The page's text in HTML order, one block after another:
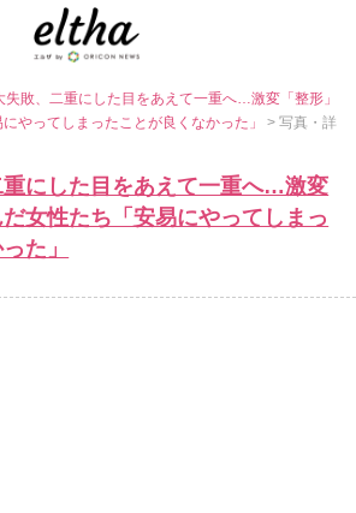
失敗、二重にした目をあえて一重へ…激変「整形」
やってしまったことが良くなかった」> 写真・詳
にした目をあえて一重へ…激変
だ女性たち「安易にやってしまっ
た」